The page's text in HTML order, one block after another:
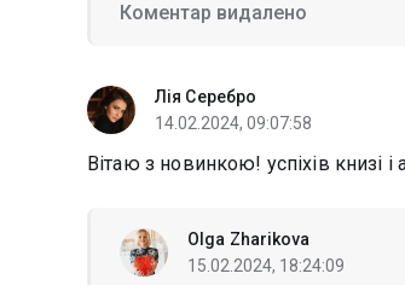
Коментар видалено
Лія Серебро
14.02.2024, 09:07:58
Вітаю з новинкою! успіхів книзі і
Olga Zharikova
15.02.2024, 18:24:09